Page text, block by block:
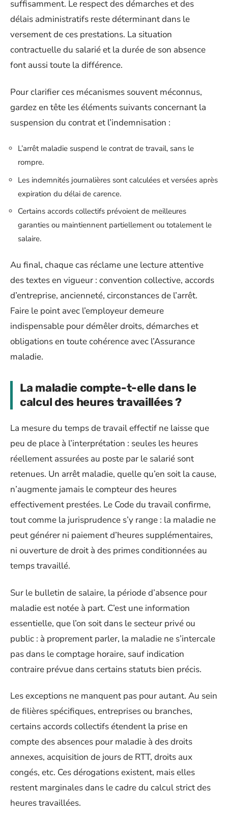
suffisamment. Le respect des démarches et des
délais administratifs reste déterminant dans le
versement de ces prestations. La situation
contractuelle du salarié et la durée de son absence
font aussi toute la différence.
Pour clarifier ces mécanismes souvent méconnus,
gardez en tête les éléments suivants concernant la
suspension du contrat et l’indemnisation :
L’arrêt maladie suspend le contrat de travail, sans le
rompre.
Les indemnités journalières sont calculées et versées après
expiration du délai de carence.
Certains accords collectifs prévoient de meilleures
garanties ou maintiennent partiellement ou totalement le
salaire.
Au final, chaque cas réclame une lecture attentive
des textes en vigueur : convention collective, accords
d’entreprise, ancienneté, circonstances de l’arrêt.
Faire le point avec l’employeur demeure
indispensable pour démêler droits, démarches et
obligations en toute cohérence avec l’Assurance
maladie.
La maladie compte-t-elle dans le
calcul des heures travaillées ?
La mesure du temps de travail effectif ne laisse que
peu de place à l’interprétation : seules les heures
réellement assurées au poste par le salarié sont
retenues. Un arrêt maladie, quelle qu’en soit la cause,
n’augmente jamais le compteur des heures
effectivement prestées. Le Code du travail confirme,
tout comme la jurisprudence s’y range : la maladie ne
peut générer ni paiement d’heures supplémentaires,
ni ouverture de droit à des primes conditionnées au
temps travaillé.
Sur le bulletin de salaire, la période d’absence pour
maladie est notée à part. C’est une information
essentielle, que l’on soit dans le secteur privé ou
public : à proprement parler, la maladie ne s’intercale
pas dans le comptage horaire, sauf indication
contraire prévue dans certains statuts bien précis.
Les exceptions ne manquent pas pour autant. Au sein
de filières spécifiques, entreprises ou branches,
certains accords collectifs étendent la prise en
compte des absences pour maladie à des droits
annexes, acquisition de jours de RTT, droits aux
congés, etc. Ces dérogations existent, mais elles
restent marginales dans le cadre du calcul strict des
heures travaillées.